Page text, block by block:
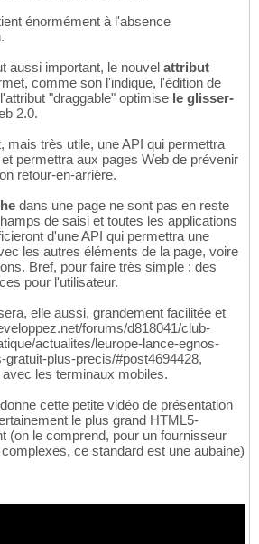
énormément à l'absence
aussi important, le nouvel attribut
comme son l'indique, l'édition de
"draggable" optimise le glisser-
2.0.
mais très utile, une API qui permettra
et permettra aux pages Web de prévenir
retour-en-arrière.
dans une page ne sont pas en reste
de saisi et toutes les applications
d'une API qui permettra une
les autres éléments de la page, voire
Bref, pour faire très simple : des
pour l'utilisateur.
elle aussi, grandement facilitée et
forums/d818041/club-
actualites/leurope-lance-egnos-
plus-precis/#post4694428,
les terminaux mobiles.
cette petite vidéo de présentation
le plus grand HTML5-
(on le comprend, pour un fournisseur
ce standard est une aubaine)